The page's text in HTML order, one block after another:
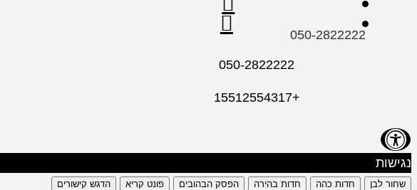
050-2822222
050-2822222
+15512554317
נגישות
שחור לבן חדות כהה חדות בהירה הפסק הבהובים פונט קריא
הדגש קישורים